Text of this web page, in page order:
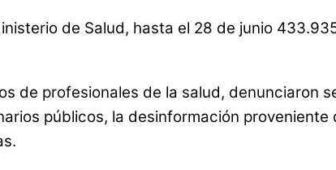
de Salud, hasta el 28 de junio
de profesionales de la salud, denunciaron
públicos, la desinformación